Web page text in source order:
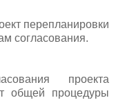
перепланировки
согласования.
проекта
общей процедуры